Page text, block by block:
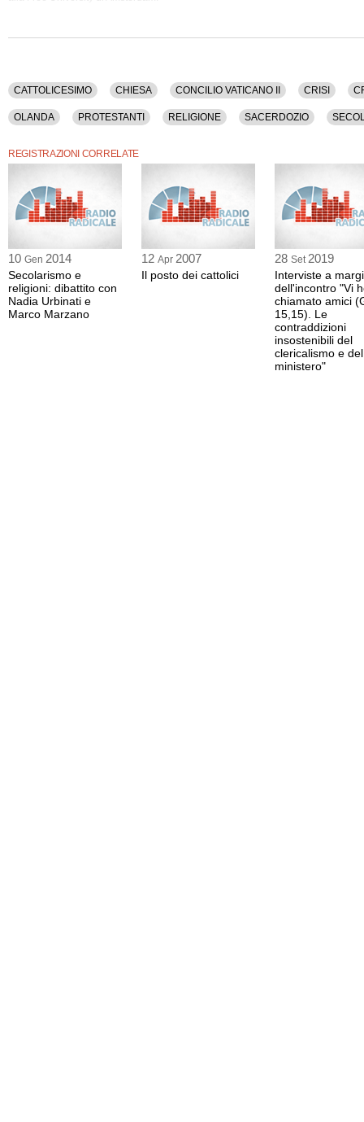
CATTOLICESIMO CHIESA CONCILIO VATICANO II CRISI
OLANDA PROTESTANTI RELIGIONE SACERDOZIO
REGISTRAZIONI CORRELATE
10 Gen 2014
Secolarismo e
religioni: dibattito con
Nadia Urbinati e
Marco Marzano
12 Apr 2007
Il posto dei cattolici
28 Set 2019
Interviste a
dell'incontro "Vi
chiamato amici
15,15). Le
contraddizioni
insostenibili del
clericalismo e del
ministero"